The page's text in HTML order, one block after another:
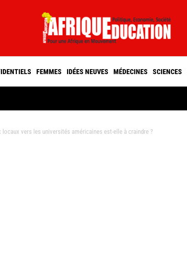
FEMMES IDÉES NEUVES MÉDECINES SCIENCES
locaux vers les universités américaines est-elle à craindre ?